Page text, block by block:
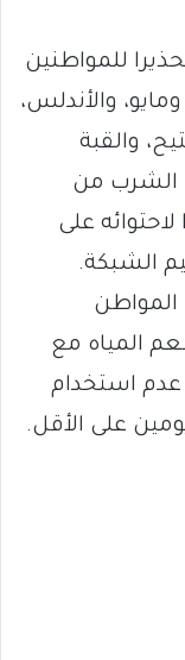
للمواطنين
والأندلس،
والقبة
الشرب من
على
الشبكة.
المياه مع
استخدام
على الأقل.